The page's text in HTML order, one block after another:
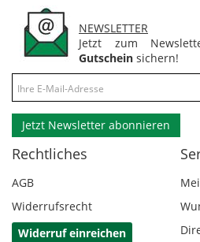
NEWSLETTER
Jetzt zum
Gutschein sichern!
Jetzt Newsletter abonnieren
Rechtliches
AGB
Widerrufsrecht
Widerruf einreichen